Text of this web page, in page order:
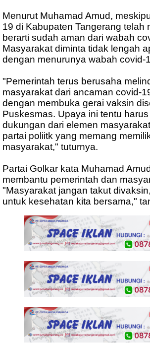
Menurut Muhamad Amud,
19 di Kabupaten Tangerang telah
berarti sudah aman dari wabah
Masyarakat diminta tidak lengah
dengan menurunya wabah covid-
"Pemerintah terus berusaha
masyarakat dari ancaman covid-
dengan membuka gerai vaksin
Puskesmas. Upaya ini tentu
dukungan dari elemen
partai poliitk yang memang
masyarakat," tuturnya.
Partai Golkar kata Muhamad
membantu pemerintah dan
"Masyarakat jangan takut
untuk kesehatan kita bersama,"